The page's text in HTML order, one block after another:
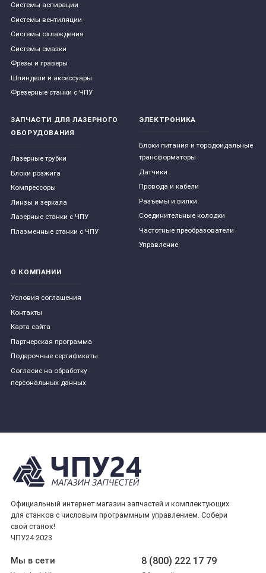
Системы аспирации
Системы вентиляции
Системы охлаждения
Системы смазки
Фрезы и граверы
Шпиндели и аксессуары
Фрезерные станки с ЧПУ
ЗАПЧАСТИ ДЛЯ ЛАЗЕРНОГО
ОБОРУДОВАНИЯ
Лазерные трубки
Блоки розжига
Компрессоры
Линзы и зеркала
Лазерные станки с ЧПУ
Плазменные станки с ЧПУ
ЭЛЕКТРОНИКА
Блоки питания и тородоидальные
трансформаторы
Датчики
Провода и кабели
Разъемы и вилки
Соединительные колодки
Частотные преобразователи
Управление
О КОМПАНИИ
Условия соглашения
Контакты
Карта сайта
Партнерская программа
Подарочные сертификаты
Согласие на обработку
персональных данных
Официальный интернет магазин запчастей и комплектующих
для станков с числовым программным управлением. Собери
свой станок!
ЧПУ24 2023
8 (800) 222 17 79
Мы в сети